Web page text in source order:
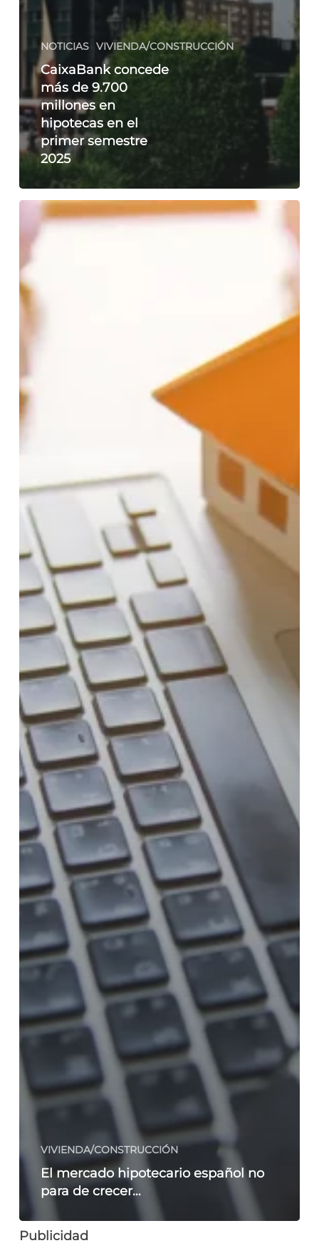
NOTICIAS VIVIENDA/CONSTRUCCIÓN
CaixaBank concede
más de 9.700
millones en
hipotecas en el
primer semestre
2025
VIVIENDA/CONSTRUCCIÓN
El mercado hipotecario español no
para de crecer…
Publicidad